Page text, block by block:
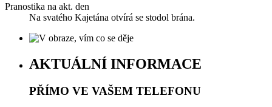
Pranostika na akt. den
Na svatého Kajetána otvírá se stodol brána.
AKTUÁLNÍ INFORMACE
PŘÍMO VE VAŠEM TELEFONU